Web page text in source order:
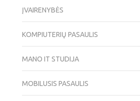
ĮVAIRENYBĖS
KOMPIUTERIŲ PASAULIS
MANO IT STUDIJA
MOBILUSIS PASAULIS